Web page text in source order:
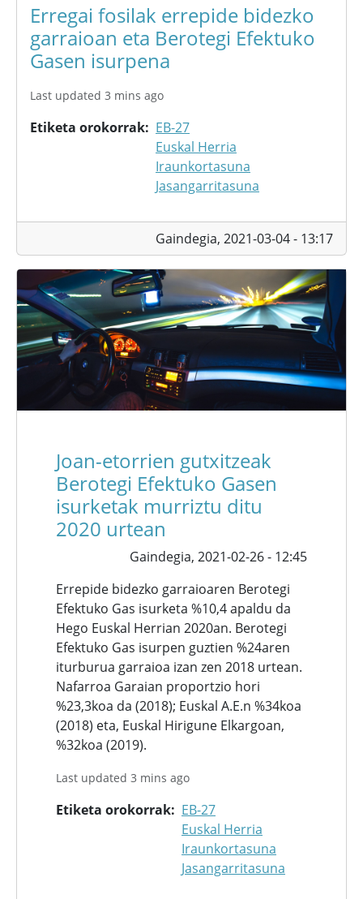
Erregai fosilak errepide bidezko
garraioan eta Berotegi Efektuko
Gasen isurpena
Last updated 3 mins ago
Etiketa orokorrak
EB-27
Euskal Herria
Iraunkortasuna
Jasangarritasuna
Gaindegia, 2021-03-04 - 13:17
Joan-etorrien gutxitzeak
Berotegi Efektuko Gasen
isurketak murriztu ditu
2020 urtean
Gaindegia, 2021-02-26 - 12:45
Errepide bidezko garraioaren Berotegi
Efektuko Gas isurketa %10,4 apaldu da
Hego Euskal Herrian 2020an. Berotegi
Efektuko Gas isurpen guztien %24aren
iturburua garraioa izan zen 2018 urtean.
Nafarroa Garaian proportzio hori
%23,3koa da (2018); Euskal A.E.n %34koa
(2018) eta, Euskal Hirigune Elkargoan,
%32koa (2019).
Last updated 3 mins ago
Etiketa orokorrak
EB-27
Euskal Herria
Iraunkortasuna
Jasangarritasuna